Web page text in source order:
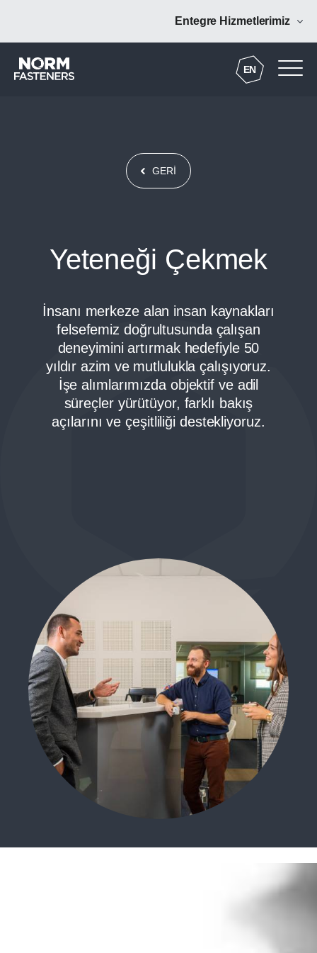
Norm Coating
Entegre Hizmetlerimiz
EN
GERİ
Yeteneği Çekmek
İnsanı merkeze alan insan kaynakları
felsefemiz doğrultusunda çalışan
deneyimini artırmak hedefiyle 50
yıldır azim ve mutlulukla çalışıyoruz.
İşe alımlarımızda objektif ve adil
süreçler yürütüyor, farklı bakış
açılarını ve çeşitliliği destekliyoruz.